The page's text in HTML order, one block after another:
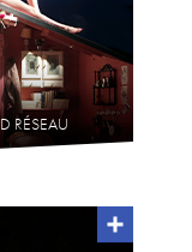
RÉSEAU